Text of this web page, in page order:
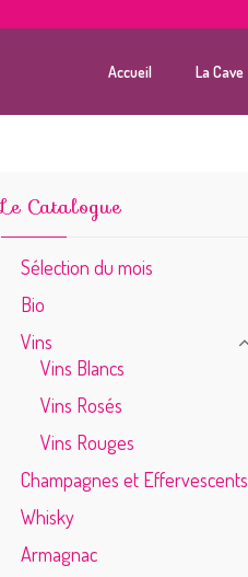
Accueil La Cave
Le Catalogue
Sélection du mois
Bio
Vins
Vins Blancs
Vins Rosés
Vins Rouges
Champagnes et Effervescents
Whisky
Armagnac